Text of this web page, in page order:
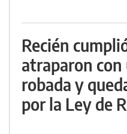
Recién
atraparon
robada y
por la Ley de